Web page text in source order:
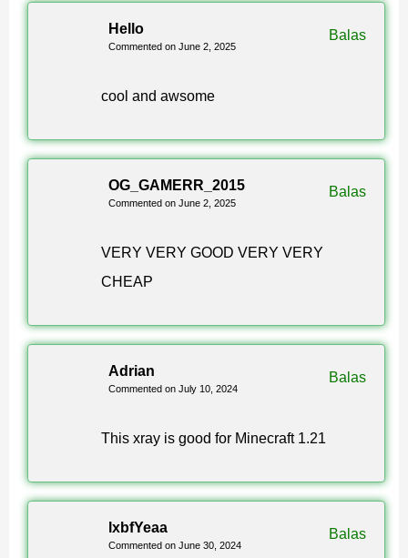
Hello
Commented on June 2, 2025
cool and awsome
Balas
OG_GAMERR_2015
Commented on June 2, 2025
VERY VERY GOOD VERY VERY
CHEAP
Balas
Adrian
Commented on July 10, 2024
This xray is good for Minecraft 1.21
Balas
lxbfYeaa
Commented on June 30, 2024
Balas